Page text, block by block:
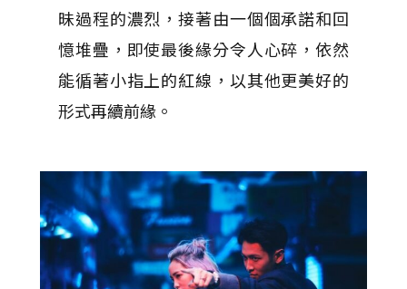
昧過程的濃烈，接著由一個個承諾和回
憶堆疊，即使最後緣分令人心碎，依然
能循著小指上的紅線，以其他更美好的
形式再續前緣。